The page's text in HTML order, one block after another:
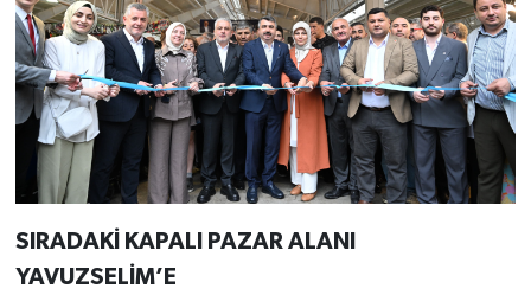
SIRADAKİ KAPALI PAZAR ALANI
YAVUZSELİM’E